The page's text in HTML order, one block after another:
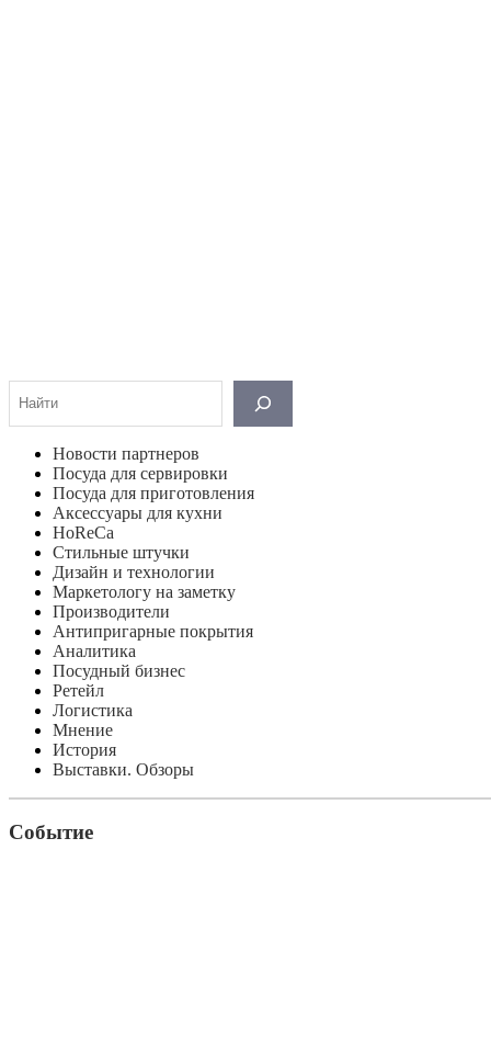
Новости партнеров
Посуда для сервировки
Посуда для приготовления
Аксессуары для кухни
HoReCa
Стильные штучки
Дизайн и технологии
Маркетологу на заметку
Производители
Антипригарные покрытия
Аналитика
Посудный бизнес
Ретейл
Логистика
Мнение
История
Выставки. Обзоры
Событие